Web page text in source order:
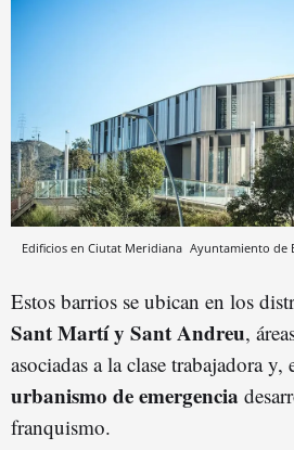
Edificios en Ciutat Meridiana Ayuntamiento de
Estos barrios se ubican en los
Sant Martí y Sant Andreu,
asociadas a la clase trabajadora y,
urbanismo de emergencia
franquismo.